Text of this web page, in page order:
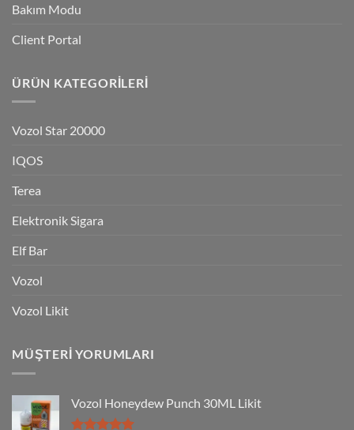
Bakım Modu
Client Portal
ÜRÜN KATEGORILERI
Vozol Star 20000
IQOS
Terea
Elektronik Sigara
Elf Bar
Vozol
Vozol Likit
MÜŞTERI YORUMLARI
Vozol Honeydew Punch 30ML Likit